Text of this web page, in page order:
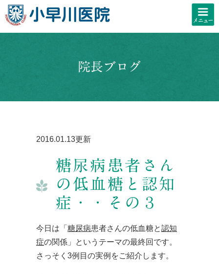
院長ブログ
2016.01.13更新
糖尿病患者さん
の低血糖と認知
症・・その３
今日は「 糖尿病患者さんの低血糖と認知
症の関係」というテーマの最終回です。
さっそく3例目の実例をご紹介します。